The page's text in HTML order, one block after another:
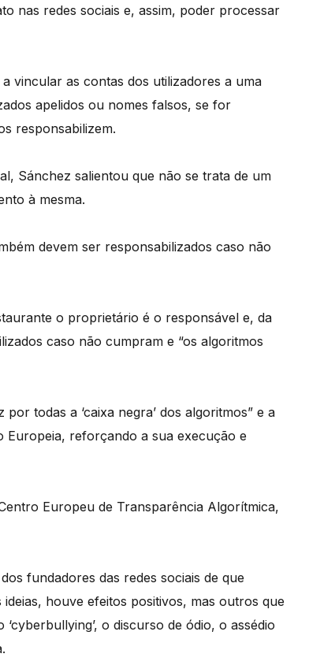
nas redes sociais e, assim, poder processar
vincular as contas dos utilizadores a uma
apelidos ou nomes falsos, se for
responsabilizem.
Sánchez salientou que não se trata de um
à mesma.
devem ser responsabilizados caso não
o proprietário é o responsável e, da
caso não cumpram e “os algoritmos
todas a ‘caixa negra’ dos algoritmos” e a
Europeia, reforçando a sua execução e
Europeu de Transparência Algorítmica,
fundadores das redes sociais de que
houve efeitos positivos, mas outros que
o discurso de ódio, o assédio